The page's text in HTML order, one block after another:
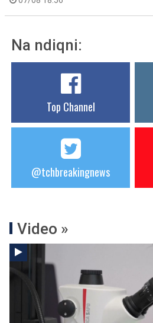
Na ndiqni:
Top Channel
@tchbreakingnews
Video »